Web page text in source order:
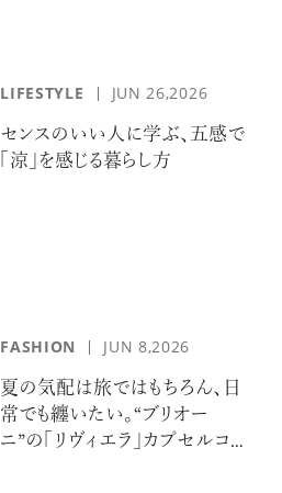
LIFESTYLE JUN 26,2026
センスのいい人に学ぶ、五感で
「涼」を感じる暮らし方
FASHION JUN 8,2026
夏の気配は旅ではもちろん、日
常でも纏いたい。“ブリオー
ニ”の「リヴィエラ」カプセルコレ